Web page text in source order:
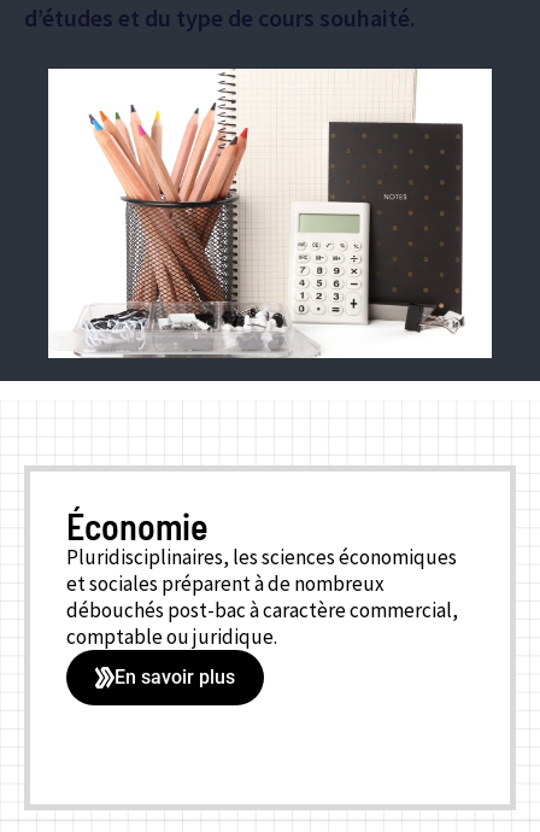
d’études et du type de cours souhaité.
Économie
Pluridisciplinaires, les sciences économiques
et sociales préparent à de nombreux
débouchés post-bac à caractère commercial,
comptable ou juridique.
En savoir plus